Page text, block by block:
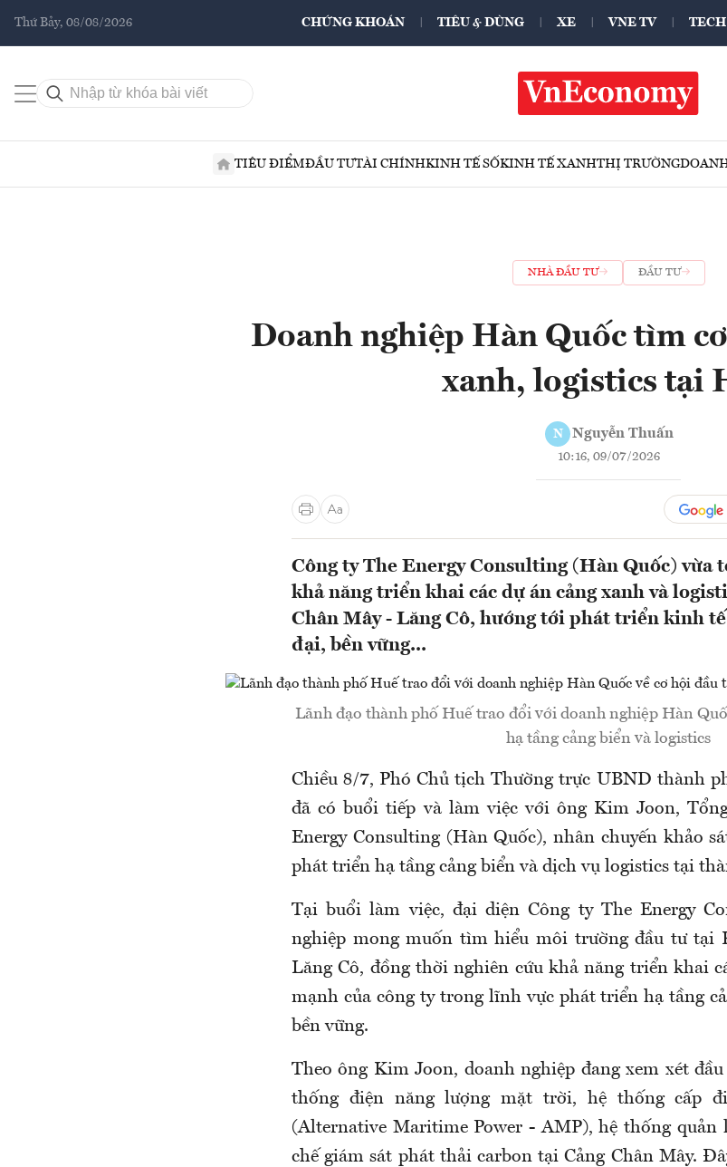
Thứ Bảy, 08/08/2026 CHỨNG KHOÁN TIÊU & DÙNG XE VNE TV
TIÊU ĐIỂMĐẦU TƯTÀI CHÍNHKINH TẾ SỐKINH TẾ XANHTHỊ TRƯỜNG
NHÀ ĐẦU TƯ ĐẦU TƯ
Doanh nghiệp Hàn Quốc tìm
xanh, logistics tại
N Nguyễn Thuấn
10:16, 09/07/2026
Công ty The Energy Consulting (Hàn Quốc) vừa
khả năng triển khai các dự án cảng xanh và
Chân Mây - Lăng Cô, hướng tới phát triển kinh
đại, bền vững...
Lãnh đạo thành phố Huế trao đổi với doanh nghiệp Hàn
hạ tầng cảng biển và logistics
Chiều 8/7, Phó Chủ tịch Thường trực UBND thành
đã có buổi tiếp và làm việc với ông Kim Joon,
Energy Consulting (Hàn Quốc), nhân chuyến khảo
phát triển hạ tầng cảng biển và dịch vụ logistics tại
Tại buổi làm việc, đại diện Công ty The Energy
nghiệp mong muốn tìm hiểu môi trường đầu tư tại
Lăng Cô, đồng thời nghiên cứu khả năng triển khai
mạnh của công ty trong lĩnh vực phát triển hạ tầng
bền vững.
Theo ông Kim Joon, doanh nghiệp đang xem xét
thống điện năng lượng mặt trời, hệ thống cấp
(Alternative Maritime Power - AMP), hệ thống quản
chế giám sát phát thải carbon tại Cảng Chân Mây.